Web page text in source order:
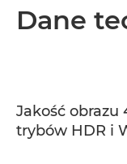
Dane
Jakość obrazu
trybów HDR i